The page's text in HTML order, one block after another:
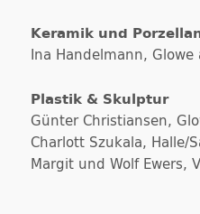
Keramik und
Ina Handelmann, Glowe
Plastik & Skulptur
Günter Christiansen,
Charlott Szukala, Halle/
Margit und Wolf Ewers,